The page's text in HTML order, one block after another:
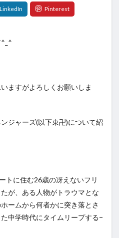
ますがよろしくお願いしま
ジャーズ(以下東卍)について紹
トに住む26歳の冴えないフリ
が、ある人物がトラウマとな
ームから何者かに突き落とさ
中学時代にタイムリープする−